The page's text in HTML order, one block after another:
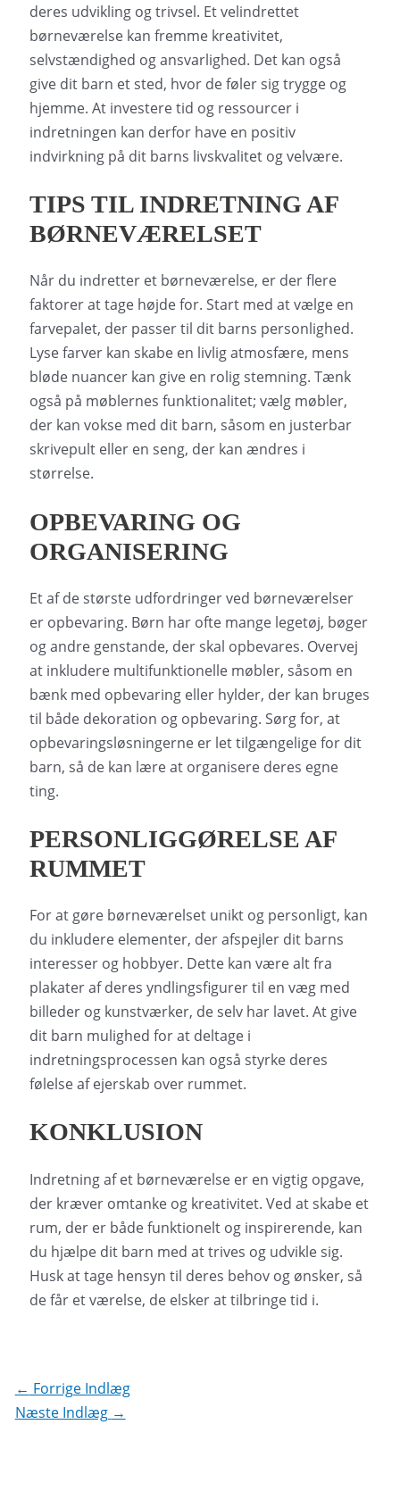
deres udvikling og trivsel. Et velindrettet
børneværelse kan fremme kreativitet,
selvstændighed og ansvarlighed. Det kan også
give dit barn et sted, hvor de føler sig trygge og
hjemme. At investere tid og ressourcer i
indretningen kan derfor have en positiv
indvirkning på dit barns livskvalitet og velvære.
TIPS TIL INDRETNING AF
BØRNEVÆRELSET
Når du indretter et børneværelse, er der flere
faktorer at tage højde for. Start med at vælge en
farvepalet, der passer til dit barns personlighed.
Lyse farver kan skabe en livlig atmosfære, mens
bløde nuancer kan give en rolig stemning. Tænk
også på møblernes funktionalitet; vælg møbler,
der kan vokse med dit barn, såsom en justerbar
skrivepult eller en seng, der kan ændres i
størrelse.
OPBEVARING OG
ORGANISERING
Et af de største udfordringer ved børneværelser
er opbevaring. Børn har ofte mange legetøj, bøger
og andre genstande, der skal opbevares. Overvej
at inkludere multifunktionelle møbler, såsom en
bænk med opbevaring eller hylder, der kan bruges
til både dekoration og opbevaring. Sørg for, at
opbevaringsløsningerne er let tilgængelige for dit
barn, så de kan lære at organisere deres egne
ting.
PERSONLIGGØRELSE AF
RUMMET
For at gøre børneværelset unikt og personligt, kan
du inkludere elementer, der afspejler dit barns
interesser og hobbyer. Dette kan være alt fra
plakater af deres yndlingsfigurer til en væg med
billeder og kunstværker, de selv har lavet. At give
dit barn mulighed for at deltage i
indretningsprocessen kan også styrke deres
følelse af ejerskab over rummet.
KONKLUSION
Indretning af et børneværelse er en vigtig opgave,
der kræver omtanke og kreativitet. Ved at skabe et
rum, der er både funktionelt og inspirerende, kan
du hjælpe dit barn med at trives og udvikle sig.
Husk at tage hensyn til deres behov og ønsker, så
de får et værelse, de elsker at tilbringe tid i.
Indlægsnavigation
← Forrige Indlæg
Næste Indlæg →